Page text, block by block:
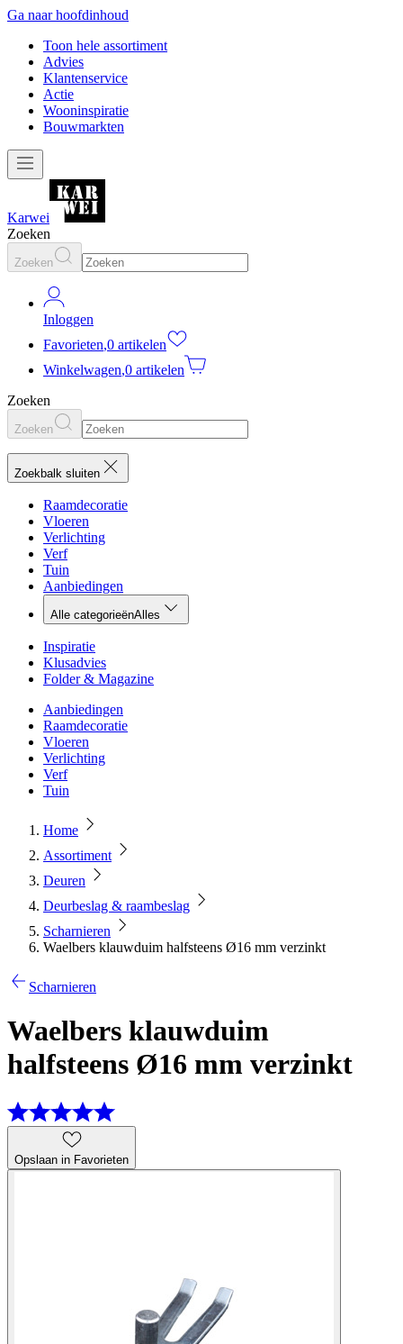
Ga naar hoofdinhoud
Toon hele assortiment
Advies
Klantenservice
Actie
Wooninspiratie
Bouwmarkten
Karwei
Zoeken
Zoeken
Inloggen
Favorieten,0 artikelen
Winkelwagen,0 artikelen
Zoeken
Zoeken
Zoekbalk sluiten
Raamdecoratie
Vloeren
Verlichting
Verf
Tuin
Aanbiedingen
Alle categorieënAlles
Inspiratie
Klusadvies
Folder & Magazine
Aanbiedingen
Raamdecoratie
Vloeren
Verlichting
Verf
Tuin
Home
Assortiment
Deuren
Deurbeslag & raambeslag
Scharnieren
Waelbers klauwduim halfsteens Ø16 mm verzinkt
Scharnieren
Waelbers klauwduim
halfsteens Ø16 mm verzinkt
Opslaan in Favorieten